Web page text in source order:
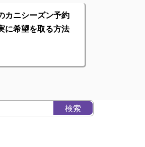
カニシーズン予約
に希望を取る方法